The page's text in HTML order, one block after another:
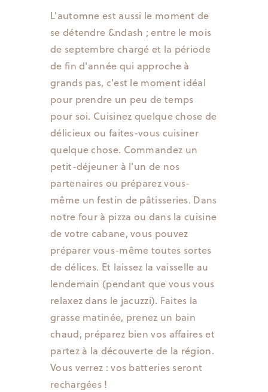
L'automne est aussi le moment de
se détendre &ndash ; entre le mois
de septembre chargé et la période
de fin d'année qui approche à
grands pas, c'est le moment idéal
pour prendre un peu de temps
pour soi. Cuisinez quelque chose de
délicieux ou faites-vous cuisiner
quelque chose. Commandez un
petit-déjeuner à l'un de nos
partenaires ou préparez vous-
même un festin de pâtisseries. Dans
notre four à pizza ou dans la cuisine
de votre cabane, vous pouvez
préparer vous-même toutes sortes
de délices. Et laissez la vaisselle au
lendemain (pendant que vous vous
relaxez dans le jacuzzi). Faites la
grasse matinée, prenez un bain
chaud, préparez bien vos affaires et
partez à la découverte de la région.
Vous verrez : vos batteries seront
rechargées !